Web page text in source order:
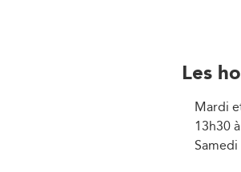
Les
Mardi
13h30